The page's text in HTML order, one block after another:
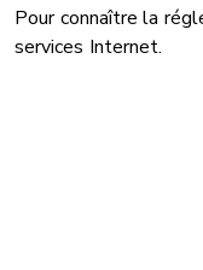
Pour connaître la
services Internet.